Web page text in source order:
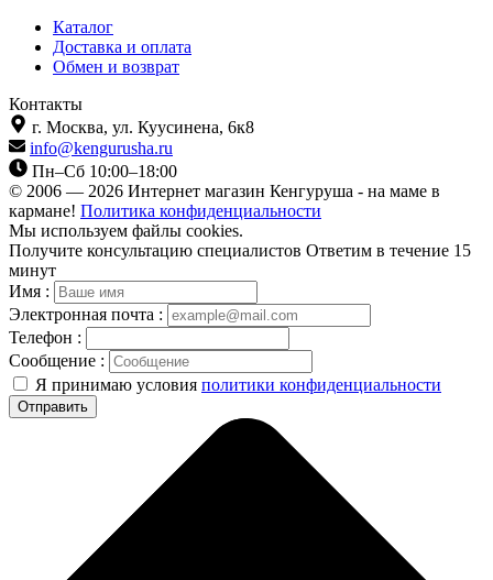
Каталог
Доставка и оплата
Обмен и возврат
Контакты
г. Москва, ул. Куусинена, 6к8
info@kengurusha.ru
Пн–Сб 10:00–18:00
© 2006 — 2026 Интернет магазин Кенгуруша - на маме в
кармане! Политика конфиденциальности
Мы используем файлы cookies.
Получите консультацию специалистов Ответим в течение 15
минут
Имя :
Электронная почта :
Телефон :
Сообщение :
Я принимаю условия политики конфиденциальности
Отправить